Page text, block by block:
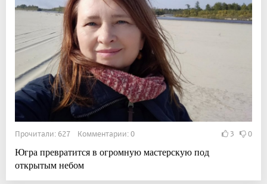
Прочитали: 627 Комментарии: 0 3 0
Югра превратится в огромную мастерскую под
открытым небом